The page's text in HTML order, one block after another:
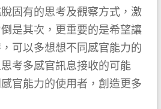
固有的思考及觀察方式，激
是其次，更重要的是希望讓
可以多想想不同感官能力的
考多感官訊息接收的可能
官能力的使用者，創造更多